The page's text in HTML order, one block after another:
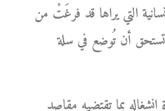
التي يراها قد فرغَتْ من
أن تُوضع في سلة
بما تقتضيه مقاصد